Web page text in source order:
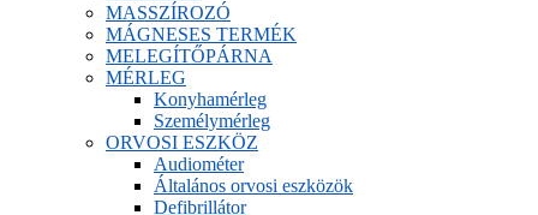
MASSZÍROZÓ
MÁGNESES TERMÉK
MELEGÍTŐPÁRNA
MÉRLEG
Konyhamérleg
Személymérleg
ORVOSI ESZKÖZ
Audiométer
Általános orvosi eszközök
Defibrillátor